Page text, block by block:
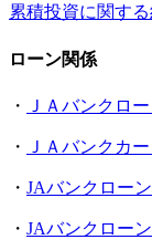
累積投資に関す
ローン関係
・ ＪＡバンクロ
・ ＪＡバンクカ
・ JAバンクロー
・ JAバンクロー